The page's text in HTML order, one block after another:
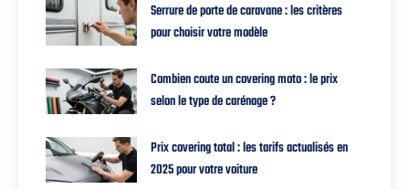
Serrure de porte de caravane : les critères
pour choisir votre modèle
Combien coute un covering moto : le prix
selon le type de carénage ?
Prix covering total : les tarifs actualisés en
2025 pour votre voiture